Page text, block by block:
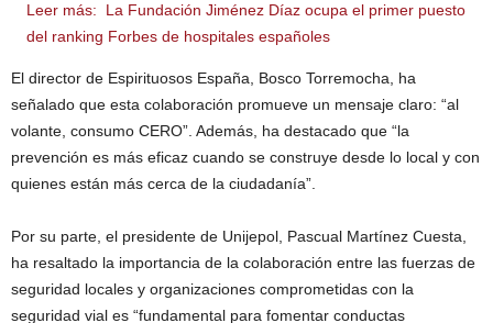
Leer más:
La Fundación Jiménez Díaz ocupa el primer puesto
del ranking Forbes de hospitales españoles
El director de Espirituosos España, Bosco Torremocha, ha
señalado que esta colaboración promueve un mensaje claro: “al
volante, consumo CERO”. Además, ha destacado que “la
prevención es más eficaz cuando se construye desde lo local y con
quienes están más cerca de la ciudadanía”.
Por su parte, el presidente de Unijepol, Pascual Martínez Cuesta,
ha resaltado la importancia de la colaboración entre las fuerzas de
seguridad locales y organizaciones comprometidas con la
seguridad vial es “fundamental para fomentar conductas